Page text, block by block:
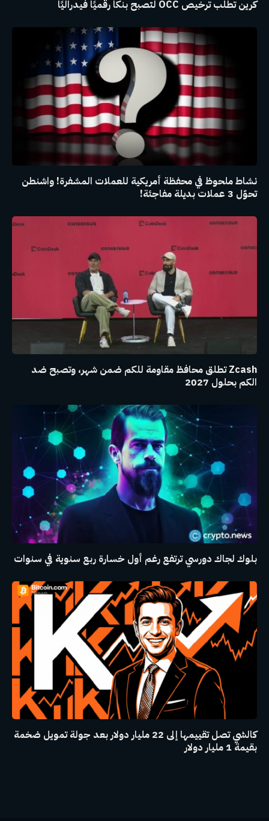
كرين تطلب ترخيص OCC لتصبح بنكًا رقميًا فيدراليًا
نشاط ملحوظ في محفظة أمريكية للعملات المشفرة! واشنطن
تحوّل 3 عملات بديلة مفاجئة!
Zcash تطلق محافظ مقاومة للكم ضمن شهر، وتصبح ضد
الكم بحلول 2027
بلوك لجاك دورسي ترتفع رغم أول خسارة ربع سنوية في سنوات
كالشي تصل تقييمها إلى 22 مليار دولار بعد جولة تمويل ضخمة
بقيمة 1 مليار دولار